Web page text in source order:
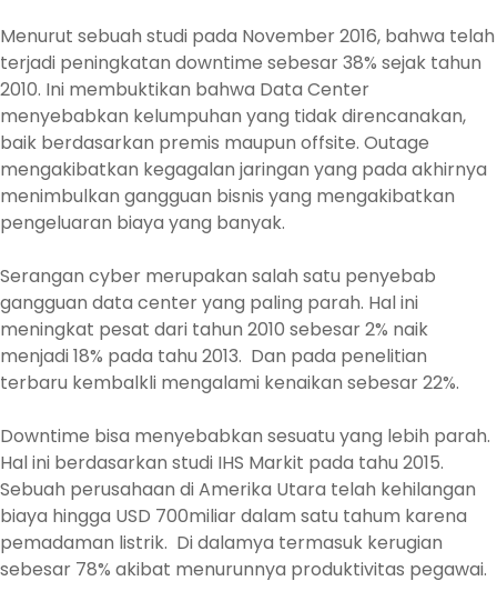
Menurut sebuah studi pada November 2016, bahwa telah
terjadi peningkatan downtime sebesar 38% sejak tahun
2010. Ini membuktikan bahwa Data Center
menyebabkan kelumpuhan yang tidak direncanakan,
baik berdasarkan premis maupun offsite. Outage
mengakibatkan kegagalan jaringan yang pada akhirnya
menimbulkan gangguan bisnis yang mengakibatkan
pengeluaran biaya yang banyak.
Serangan cyber merupakan salah satu penyebab
gangguan data center yang paling parah. Hal ini
meningkat pesat dari tahun 2010 sebesar 2% naik
menjadi 18% pada tahu 2013. Dan pada penelitian
terbaru kembalkli mengalami kenaikan sebesar 22%.
Downtime bisa menyebabkan sesuatu yang lebih parah.
Hal ini berdasarkan studi IHS Markit pada tahu 2015.
Sebuah perusahaan di Amerika Utara telah kehilangan
biaya hingga USD 700miliar dalam satu tahum karena
pemadaman listrik. Di dalamya termasuk kerugian
sebesar 78% akibat menurunnya produktivitas pegawai.